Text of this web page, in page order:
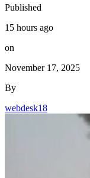
Published
15 hours ago
on
November 17, 2025
By
webdesk18